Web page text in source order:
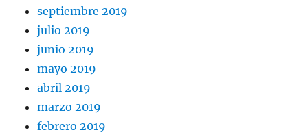
septiembre 2019
julio 2019
junio 2019
mayo 2019
abril 2019
marzo 2019
febrero 2019